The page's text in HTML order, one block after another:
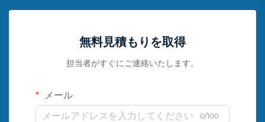
無料見積もりを取得
担当者がすぐにご連絡いたします。
メール
0/100